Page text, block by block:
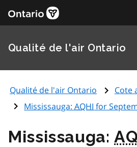
Qualité de l'air Ontario
Qualité de l'air Ontario Cote
Mississauga:AQHI for
Mississauga: